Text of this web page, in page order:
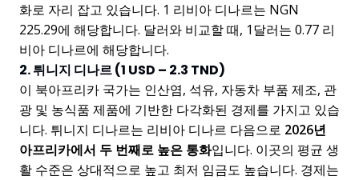
화로 자리 잡고 있습니다. 1 리비아 디나르는 NGN
225.29에 해당합니다. 달러와 비교할 때, 1달러는 0.77 리
비아 디나르에 해당합니다.
2. 튀니지 디나르 (1 USD – 2.3 TND)
이 북아프리카 국가는 인산염, 석유, 자동차 부품 제조, 관
광 및 농식품 제품에 기반한 다각화된 경제를 가지고 있습
니다. 튀니지 디나르는 리비아 디나르 다음으로 2026년
아프리카에서 두 번째로 높은 통화입니다. 이곳의 평균 생
활 수준은 상대적으로 높고 최저 임금도 높습니다. 경제는